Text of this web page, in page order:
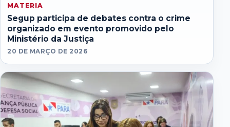
MATERIA
Segup participa de debates contra o crime
organizado em evento promovido pelo
Ministério da Justiça
20 DE MARÇO DE 2026